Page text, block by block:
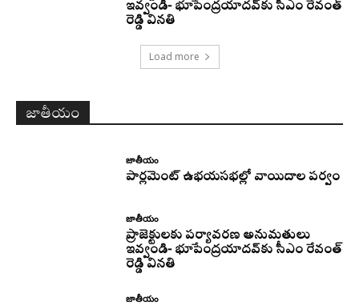
ఇవ్వండి- భూపేంద్రయాదవ్‌కు సీఎం రేవంత్‌
రెడ్డి వినతి
Load more
జాతీయం
జాతీయం
పార్లమెంట్ ఉభయసభల్లో వాయిదాల పర్వం
జాతీయం
ప్రాజెక్టులకు పర్యావరణ అనుమతులు
ఇవ్వండి- భూపేంద్రయాదవ్‌కు సీఎం రేవంత్‌
రెడ్డి వినతి
జాతీయం